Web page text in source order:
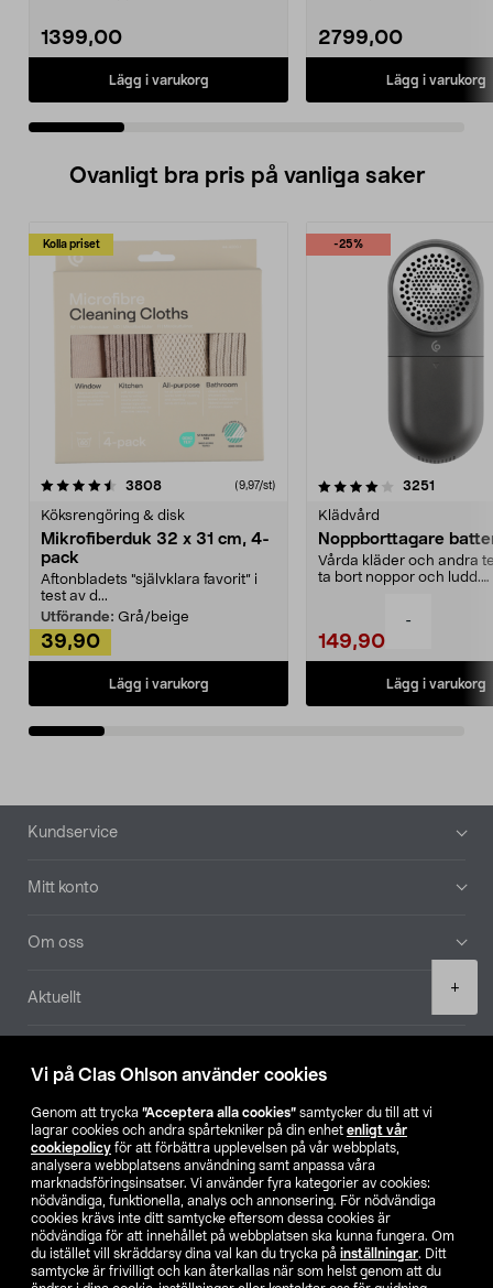
Vi på Clas Ohlson använder cookies
Genom att trycka ”Acceptera alla cookies” samtycker du till att vi
lagrar cookies och andra spårtekniker på din enhet enligt vår
cookiepolicy för att förbättra upplevelsen på vår webbplats,
analysera webbplatsens användning samt anpassa våra
marknadsföringsinsatser. Vi använder fyra kategorier av cookies:
nödvändiga, funktionella, analys och annonsering. För nödvändiga
cookies krävs inte ditt samtycke eftersom dessa cookies är
nödvändiga för att innehållet på webbplatsen ska kunna fungera. Om
du istället vill skräddarsy dina val kan du trycka på inställningar. Ditt
samtycke är frivilligt och kan återkallas när som helst genom att du
-
+
1399,00
Lägg i varukorg
2799,00
Lägg i varukorg
Ovanligt bra pris på vanliga saker
Kolla priset
3808recensioner (9,97/st)
Köksrengöring & disk
Mikrofiberduk 32 x 31 cm, 4-
pack
Aftonbladets "självklara favorit” i
test av d...
Utförande: Grå/beige
39,90
Lägg i varukorg
-25%
4.0av 5 stjärnor 3251
Klädvård
Noppborttagare
Vårda kläder och andra
ta bort noppor och ludd.
149,90
Lägg i varukorg
4.5av 5 stjärnor
Sidfot
Kundservice
Mitt konto
Om oss
Aktuellt
Hitta butik
SE NO FI